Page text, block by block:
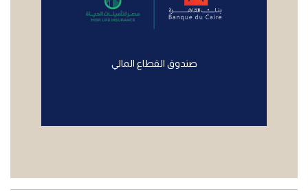
صندوق القطاع المالي